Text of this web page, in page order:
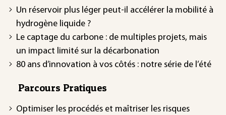
Un réservoir plus léger peut-il accélérer la mobilité à
hydrogène liquide ?
Le captage du carbone : de multiples projets, mais
un impact limité sur la décarbonation
80 ans d’innovation à vos côtés : notre série de l’été
Parcours Pratiques
Optimiser les procédés et maîtriser les risques